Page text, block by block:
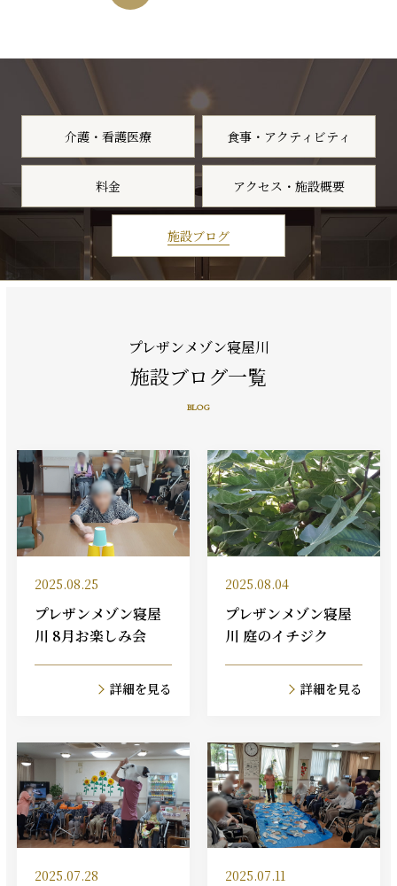
介護・看護医療 食事・アクティビティ
料金 アクセス・施設概要
施設ブログ
プレザンメゾン寝屋川
施設ブログ一覧
BLOG
2025.08.25
プレザンメゾン寝屋
川 8月お楽しみ会
詳細を見る
2025.08.04
プレザンメゾン寝屋
川 庭のイチジク
詳細を見る
2025.07.28 2025.07.11